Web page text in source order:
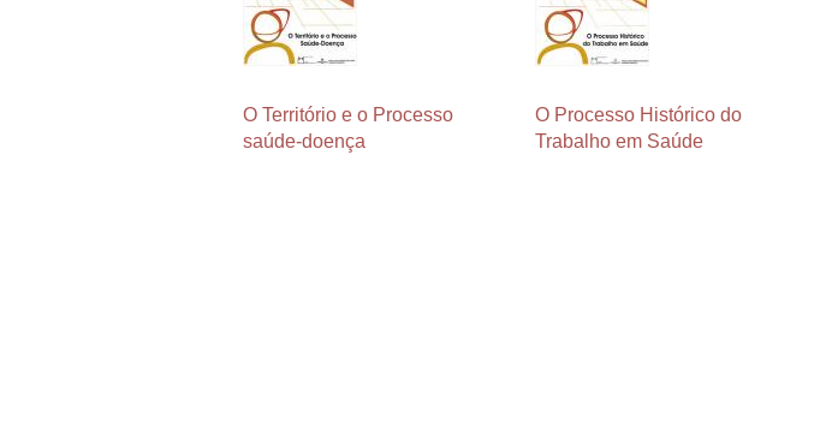
O Território e o Processo
saúde-doença
O Processo Histórico do
Trabalho em Saúde